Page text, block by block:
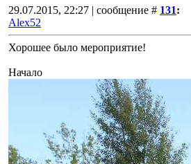
29.07.2015, 22:27 | сообщение # 131:
Alex52
Хорошее было мероприятие!
Начало